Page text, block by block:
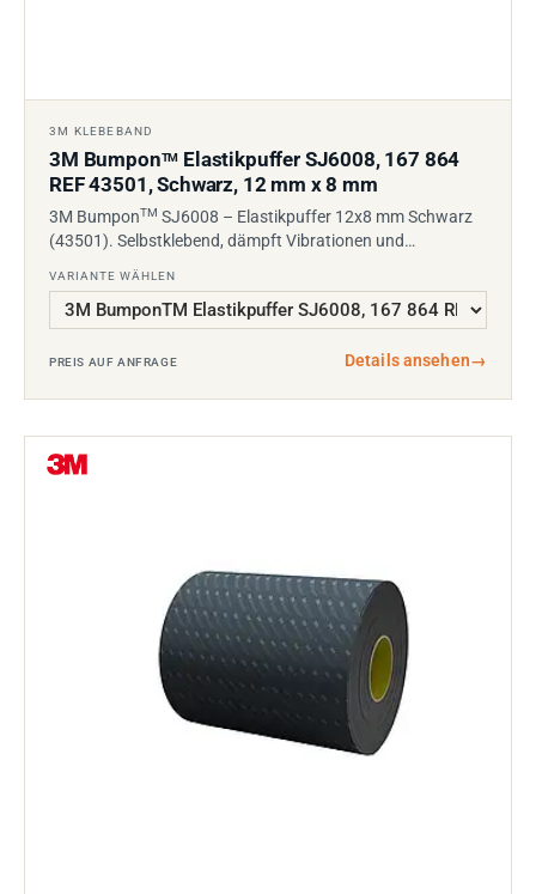
3M KLEBEBAND
3M BumponTM
Elastikpuffer SJ6008, 167 864
REF 43501, Schwarz, 12 mm x 8 mm
3M BumponTM SJ6008 – Elastikpuffer 12x8 mm Schwarz
(43501). Selbstklebend, dämpft Vibrationen und…
VARIANTE WÄHLEN
PREIS AUF ANFRAGE Details ansehen→